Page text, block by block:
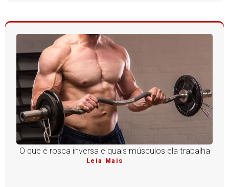
O que é rosca inversa e quais músculos ela trabalha
Leia Mais